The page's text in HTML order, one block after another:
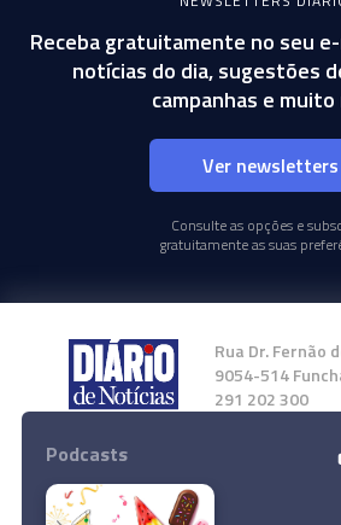
Receba gratuitamente no seu
notícias do dia, sugestões
campanhas e muito
Ver newsletters
Consulte as opções e
gratuitamente as suas
Rua Dr. Fernão
9054-514
291 202 300
Instale a nossa App
Podcasts